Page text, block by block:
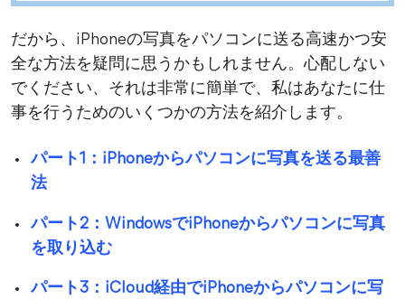
だから、iPhoneの写真をパソコンに送る高速かつ安
全な方法を疑問に思うかもしれません。心配しない
でください、それは非常に簡単で、私はあなたに仕
事を行うためのいくつかの方法を紹介します。
パート1：iPhoneからパソコンに写真を送る最善
法
パート2：WindowsでiPhoneからパソコンに写真
を取り込む
パート3：iCloud経由でiPhoneからパソコンに写